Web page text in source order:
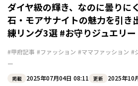
ダイヤ級の輝き、なのに曇りに
石・モアサナイトの魅力を引き
練リング3選 #お守りジュエリー
#甲府記事 #ファッション #ママファッション #
ー
掲載 2025年07月04日 08:11 更新 2025年10